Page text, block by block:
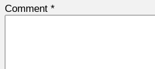
Comment *